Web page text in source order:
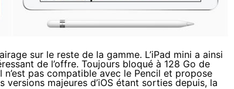
sur le reste de la gamme. L’iPad mini a ainsi
de l’offre. Toujours bloqué à 128 Go de
pas compatible avec le Pencil et propose
majeures d’iOS étant sorties depuis, la